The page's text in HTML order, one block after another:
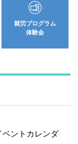
就労プログラム
体験会
ントカレンダ